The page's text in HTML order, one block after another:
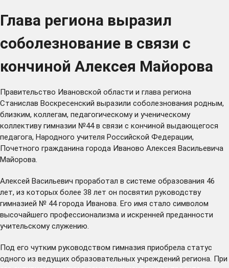
Глава региона выразил
соболезнование в связи с
кончиной Алексея Майорова
Правительство Ивановской области и глава региона
Станислав Воскресенский выразили соболезнования родным,
близким, коллегам, педагогическому и ученическому
коллективу гимназии №44 в связи с кончиной выдающегося
педагога, Народного учителя Российской Федерации,
Почетного гражданина города Иваново Алексея Васильевича
Майорова.
Алексей Васильевич проработал в системе образования 46
лет, из которых более 38 лет он посвятил руководству
гимназией № 44 города Иванова. Его имя стало символом
высочайшего профессионализма и искренней преданности
учительскому служению.
Под его чутким руководством гимназия приобрела статус
одного из ведущих образовательных учреждений региона. При